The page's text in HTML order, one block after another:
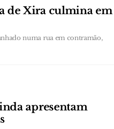
de Xira culmina em
numa rua em contramão,
apresentam